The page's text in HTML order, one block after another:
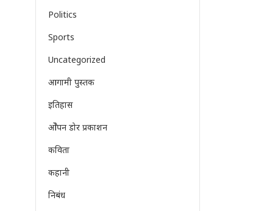
Politics
Sports
Uncategorized
आगामी पुस्तक
इतिहास
ओेपन डोर प्रकाशन
कविता
कहानी
निबंध